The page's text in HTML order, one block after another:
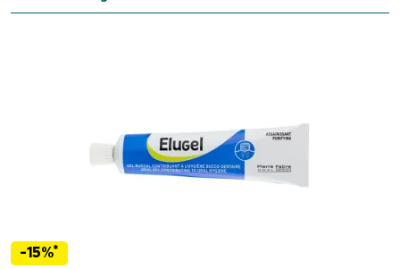
-15%*